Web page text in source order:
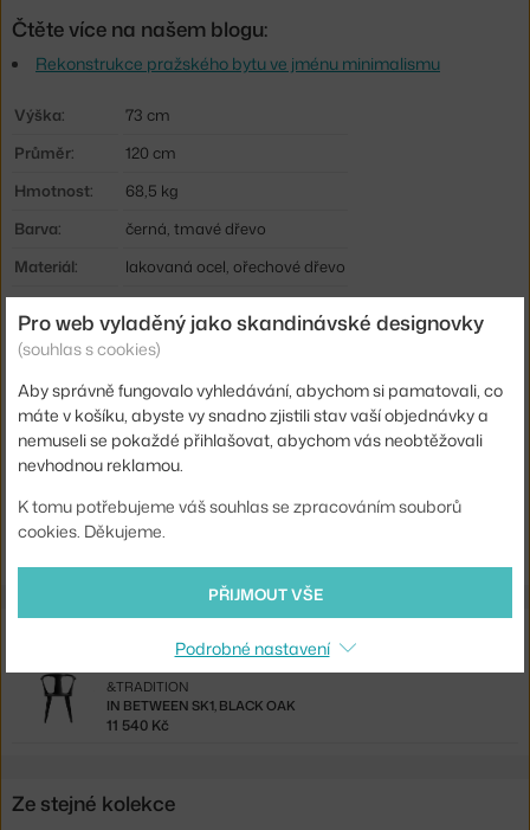
Čtěte více na našem blogu:
Rekonstrukce pražského bytu ve jménu minimalismu
Výška:
73 cm
Průměr:
120 cm
Hmotnost:
68,5 kg
Barva:
černá, tmavé dřevo
Materiál:
lakovaná ocel, ořechové dřevo
Tvar stolu:
kruh
Deska stolu:
Kód produktu AND-132637A001
5705385017838
Ste zo Slovenska? Prejdite naStôl In Between SK12, walnut
Shopping from the EU? Switch to
IN BETWEEN SK1, BLACK OAK
&TRADITION
11 540 Kč
Ze stejné kolekce
Pro web vyladěný jako skandinávské designovky
(souhlas s cookies)
Aby správně fungovalo vyhledávání, abychom si pamatovali, co
máte v košíku, abyste vy snadno zjistili stav vaší objednávky a
nemuseli se pokaždé přihlašovat, abychom vás neobtěžovali
nevhodnou reklamou.
K tomu potřebujeme váš souhlas se zpracováním souborů
cookies. Děkujeme.
PŘIJMOUT VŠE
Podrobné nastavení